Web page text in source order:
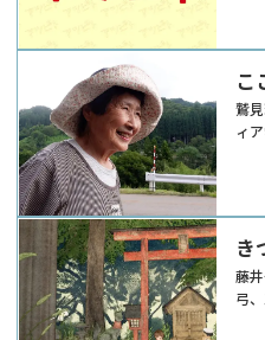
こ
鷲
ィ
き
藤
弓